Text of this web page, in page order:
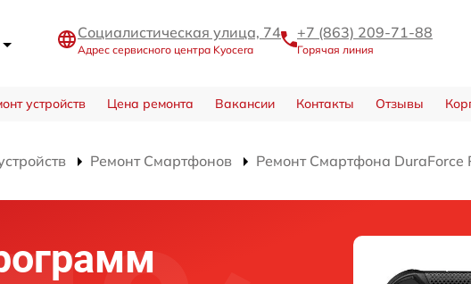
Социалистическая улица, 74
Адрес сервисного центра Kyocera
+7 (863) 209-71-88
Горячая линия
устройств Цена ремонта Вакансии Контакты Отзывы
Ремонт Смартфонов Ремонт Смартфона DuraForce